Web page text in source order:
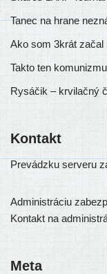
Tanec na hrane
Ako som 3krát
Takto ten
Rysáčik – krvilačný
Kontakt
Prevádzku ser­ve­ru
Administráciu
Kontakt na
Meta